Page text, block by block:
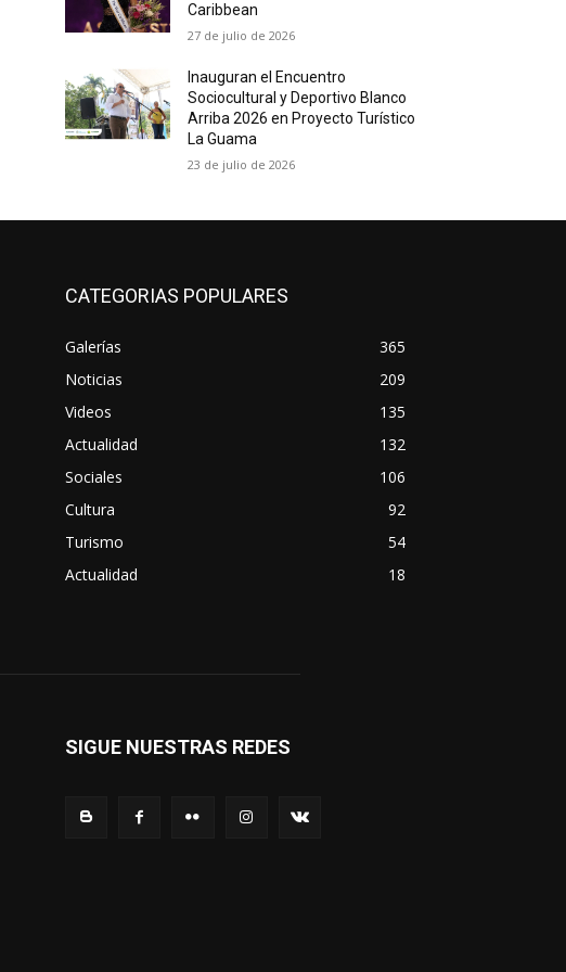
Caribbean
27 de julio de 2026
Inauguran el Encuentro
Sociocultural y Deportivo Blanco
Arriba 2026 en Proyecto Turístico
La Guama
23 de julio de 2026
CATEGORIAS POPULARES
Galerías
365
Noticias
209
Videos
135
Actualidad
132
Sociales
106
Cultura
92
Turismo
54
Actualidad
18
SIGUE NUESTRAS REDES